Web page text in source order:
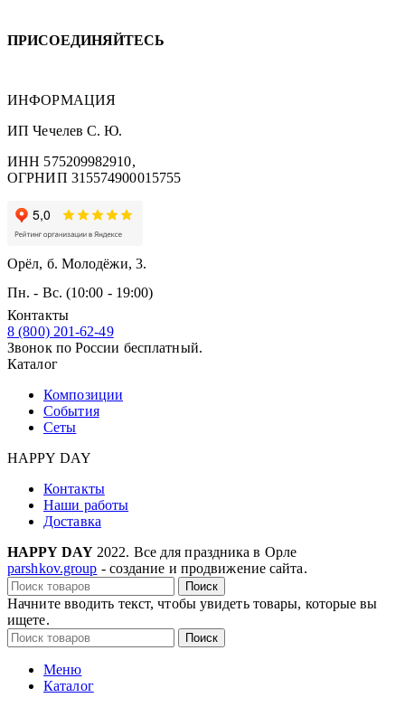
ПРИСОЕДИНЯЙТЕСЬ
ИНФОРМАЦИЯ
ИП Чечелев С. Ю.
ИНН 575209982910,
ОГРНИП 315574900015755
Орёл, б. Молодёжи, 3.
Пн. - Вс. (10:00 - 19:00)
Контакты
8 (800) 201-62-49
Звонок по России бесплатный.
Каталог
Композиции
События
Сеты
HAPPY DAY
Контакты
Наши работы
Доставка
HAPPY DAY 2022. Все для праздника в Орле
parshkov.group - создание и продвижение сайта.
Поиск
Начните вводить текст, чтобы увидеть товары, которые вы
ищете.
Поиск
Меню
Каталог